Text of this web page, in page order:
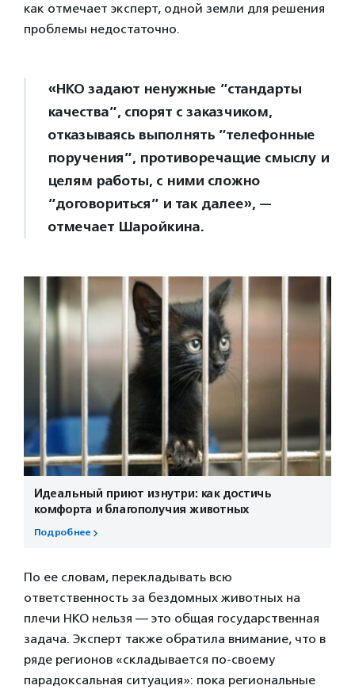
как отмечает эксперт, одной земли для решения
проблемы недостаточно.
«НКО задают ненужные ”стандарты
качества”, спорят с заказчиком,
отказываясь выполнять ”телефонные
поручения”, противоречащие смыслу и
целям работы, с ними сложно
”договориться” и так далее», —
отмечает Шаройкина.
Идеальный приют изнутри: как достичь
комфорта и благополучия животных
Подробнее
По ее словам, перекладывать всю
ответственность за бездомных животных на
плечи НКО нельзя — это общая государственная
задача. Эксперт также обратила внимание, что в
ряде регионов «складывается по-своему
парадоксальная ситуация»: пока региональные